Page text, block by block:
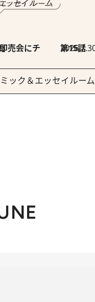
2」 第15話
ック＆エッセイルー